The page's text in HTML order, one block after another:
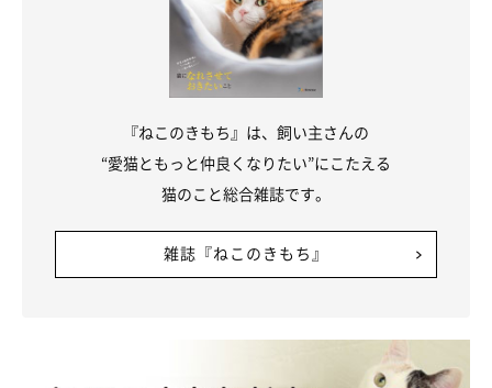
『ねこのきもち』は、飼い主さんの
“愛猫ともっと仲良くなりたい”にこたえる
猫のこと総合雑誌です。
雑誌『ねこのきもち』